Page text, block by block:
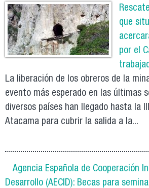
que
por el
La liberación de los obreros de la
evento más esperado en las últimas
diversos países han llegado hasta la
Atacama para cubrir la salida a la...
Agencia Española de Cooperación
Desarrollo (AECID): Becas para